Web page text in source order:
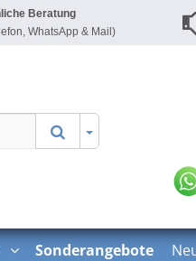
Beratung
WhatsApp & Mail)
Erweiterte
Sonderangebote